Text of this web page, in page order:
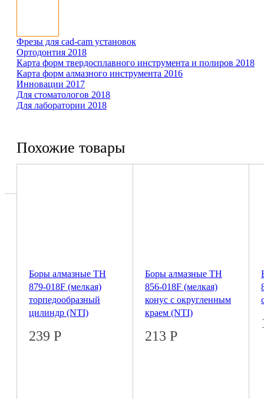
Фрезы для cad-cam установок
Ортодонтия 2018
Карта форм твер­до­сплав­ного инст­ру­мента и полиров 2018
Карта форм ал­маз­ного инст­ру­мента 2016
Инновации 2017
Для сто­ма­то­логов 2018
Для ла­бо­ра­тории 2018
Похожие товары
Боры алмазные ТН
879-018F (мелкая)
торпедообразный
цилиндр (NTI)
239 Р
Боры алмазные ТН
856-018F (мелкая)
конус с округленным
краем (NTI)
213 Р